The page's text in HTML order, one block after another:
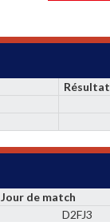
Résultat
Jour de match
D2FJ3